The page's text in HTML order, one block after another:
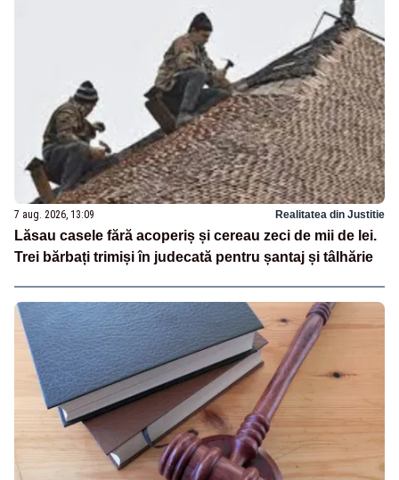
7 aug. 2026, 13:09 Realitatea din Justitie
Lăsau casele fără acoperiș și cereau zeci de mii de lei.
Trei bărbați trimiși în judecată pentru șantaj și tâlhărie